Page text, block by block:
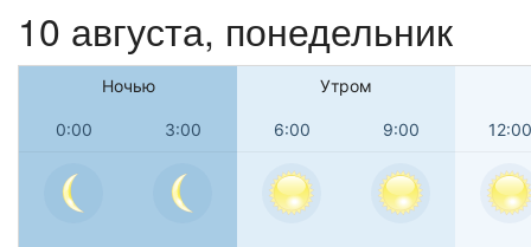
10 августа, понедельник
Ночью Утром
0:00 3:00 6:00 9:00 12:00